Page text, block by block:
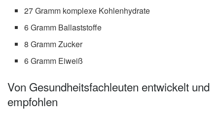
27 Gramm komplexe Kohlenhydrate
6 Gramm Ballaststoffe
8 Gramm Zucker
6 Gramm Eiweiß
Von Gesundheitsfachleuten entwickelt und
empfohlen